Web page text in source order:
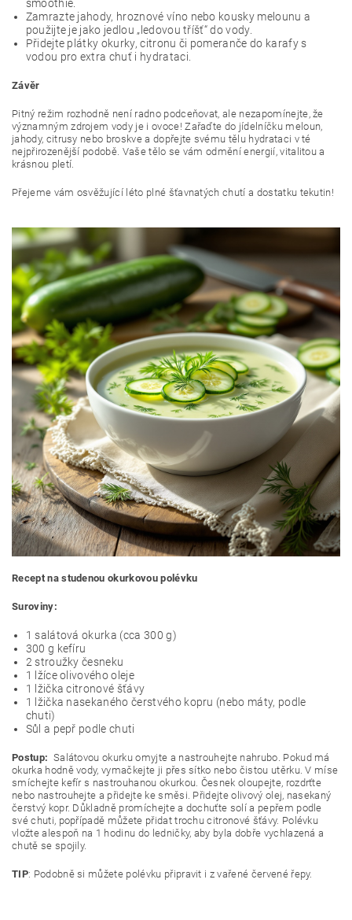
smoothie.
Zamrazte jahody, hroznové víno nebo kousky melounu a
použijte je jako jedlou „ledovou tříšť“ do vody.
Přidejte plátky okurky, citronu či pomeranče do karafy s
vodou pro extra chuť i hydrataci.
Závěr
Pitný režim rozhodně není radno podceňovat, ale nezapomínejte, že
významným zdrojem vody je i ovoce! Zařaďte do jídelníčku meloun,
jahody, citrusy nebo broskve a dopřejte svému tělu hydrataci v té
nejpřirozenější podobě. Vaše tělo se vám odmění energií, vitalitou a
krásnou pletí.
Přejeme vám osvěžující léto plné šťavnatých chutí a dostatku tekutin!
Recept na studenou okurkovou polévku
Suroviny:
1 salátová okurka (cca 300 g)
300 g kefíru
2 stroužky česneku
1 lžíce olivového oleje
1 lžička citronové šťávy
1 lžička nasekaného čerstvého kopru (nebo máty, podle
chuti)
Sůl a pepř podle chuti
Postup: Salátovou okurku omyjte a nastrouhejte nahrubo. Pokud má
okurka hodně vody, vymačkejte ji přes sítko nebo čistou utěrku. V míse
smíchejte kefír s nastrouhanou okurkou. Česnek oloupejte, rozdrťte
nebo nastrouhejte a přidejte ke směsi. Přidejte olivový olej, nasekaný
čerstvý kopr. Důkladně promíchejte a dochuťte solí a pepřem podle
své chuti, popřípadě můžete přidat trochu citronové šťávy. Polévku
vložte alespoň na 1 hodinu do ledničky, aby byla dobře vychlazená a
chutě se spojily.
TIP: Podobně si můžete polévku připravit i z vařené červené řepy.